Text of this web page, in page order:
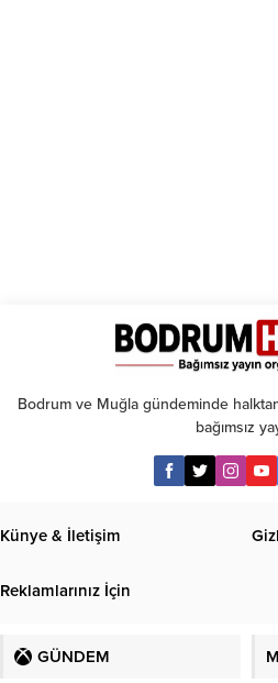
Bodrum ve Muğla gündeminde
bağımsız
Künye & İletişim
Reklamlarınız İçin
GÜNDEM